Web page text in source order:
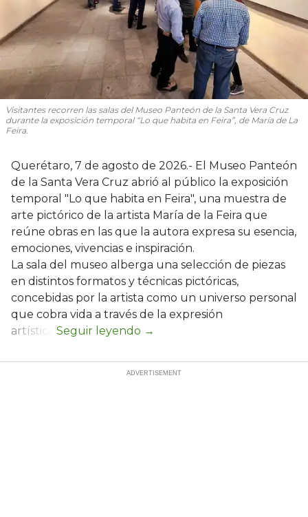
Visitantes recorren las salas del Museo Panteón de la Santa Vera Cruz
durante la exposición temporal “Lo que habita en Feira”, de María de La
Feira.
Querétaro, 7 de agosto de 2026.- El Museo Panteón
de la Santa Vera Cruz abrió al público la exposición
temporal "Lo que habita en Feira", una muestra de
arte pictórico de la artista María de la Feira que
reúne obras en las que la autora expresa su esencia,
emociones, vivencias e inspiración.
La sala del museo alberga una selección de piezas
en distintos formatos y técnicas pictóricas,
concebidas por la artista como un universo personal
que cobra vida a través de la expresión
artística.